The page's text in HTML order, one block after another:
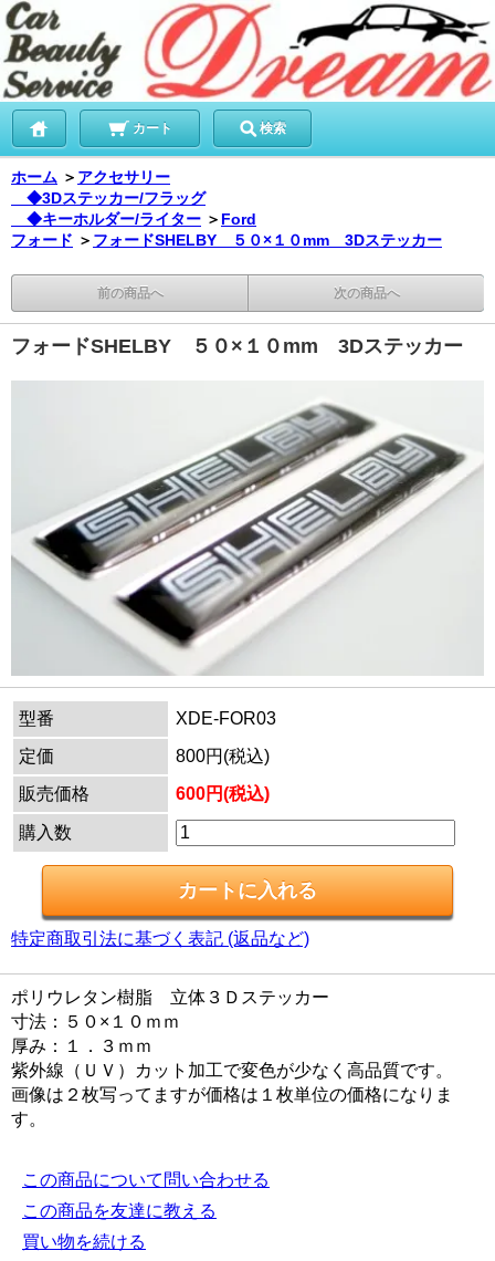
カート 検索
ホーム ＞ アクセサリー
◆3Dステッカー/フラッグ
◆キーホルダー/ライター ＞ Ford
フォード ＞ フォードSHELBY ５０×１０mm 3Dステッカー
前の商品へ 次の商品へ
フォードSHELBY ５０×１０mm 3Dステッカー
型番
XDE-FOR03
定価
800円(税込)
販売価格
600円(税込)
購入数
特定商取引法に基づく表記 (返品など)
ポリウレタン樹脂 立体３Ｄステッカー
寸法：５０×１０ｍｍ
厚み：１．３ｍｍ
紫外線（ＵＶ）カット加工で変色が少なく高品質です。
画像は２枚写ってますが価格は１枚単位の価格になりま
す。
この商品について問い合わせる
この商品を友達に教える
買い物を続ける